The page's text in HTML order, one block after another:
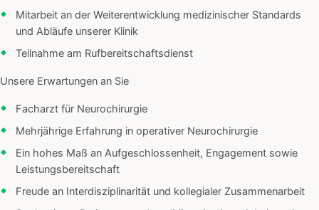
Mitarbeit an der Weiterentwicklung medizinischer Standards
und Abläufe unserer Klinik
Teilnahme am Rufbereitschaftsdienst
Unsere Erwartungen an Sie
Facharzt für Neurochirurgie
Mehrjährige Erfahrung in operativer Neurochirurgie
Ein hohes Maß an Aufgeschlossenheit, Engagement sowie
Leistungsbereitschaft
Freude an Interdisziplinarität und kollegialer Zusammenarbeit